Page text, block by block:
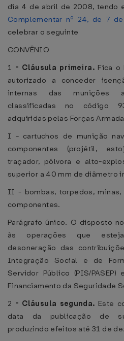
dia 4 de abril de 2008, tendo
Complementar nº 24, de 7
celebrar o seguinte
CONVÊNIO
1 - Cláusula primeira. Fica o
autorizado a conceder
internas das munições
classificadas no código
adquiridas pelas Forças
I - cartuchos de munição
componentes (projétil,
traçador, pólvora e alto-
superior a 40 mm de diâmetro
II - bombas, torpedos,
componentes.
Parágrafo único. O disposto
às operações que
desoneração das
Integração Social e de
Servidor Público (PIS/
Financiamento da Seguridade
2 - Cláusula segunda. Este
data da publicação de
produzindo efeitos até 31 de